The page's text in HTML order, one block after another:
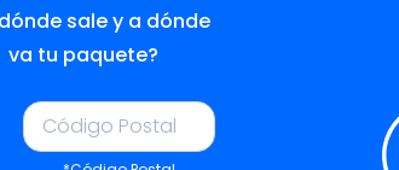
sale y a dónde
va tu paquete?